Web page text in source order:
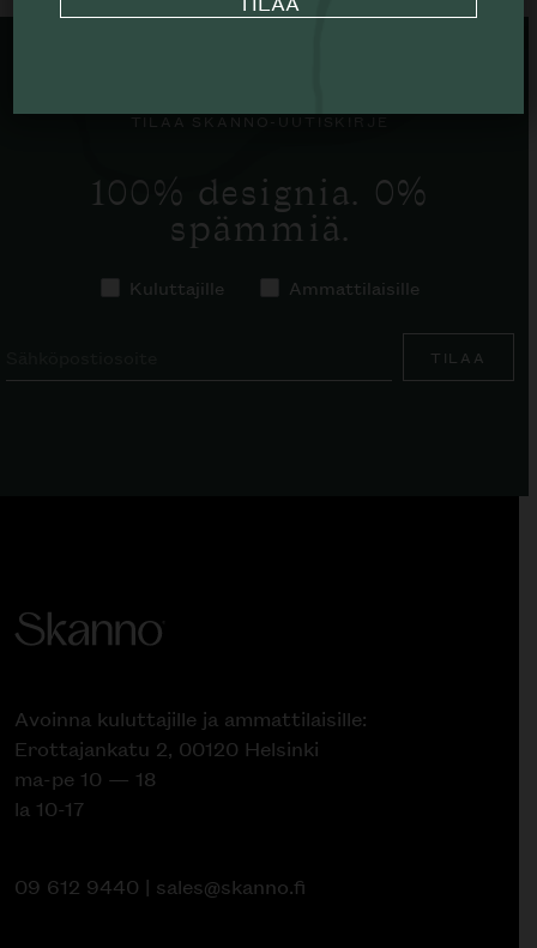
TILAA SKANNO-UUTISKIRJE
100% designia. 0%
spämmiä.
Kuluttajille Ammattilaisille
TILAA
Avoinna kuluttajille ja ammattilaisille:
Erottajankatu 2, 00120 Helsinki
ma-pe 10 — 18
la 10-17
09 612 9440 | sales@skanno.fi